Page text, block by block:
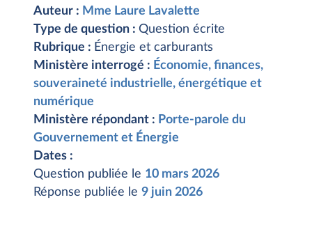
Auteur : Mme Laure Lavalette
Type de question : Question écrite
Rubrique : Énergie et carburants
Ministère interrogé : Économie, finances,
souveraineté industrielle, énergétique et
numérique
Ministère répondant : Porte-parole du
Gouvernement et Énergie
Dates :
Question publiée le 10 mars 2026
Réponse publiée le 9 juin 2026